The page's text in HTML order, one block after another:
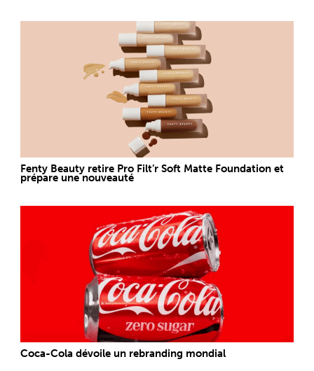
Fenty Beauty retire Pro Filt’r Soft Matte Foundation et
prépare une nouveauté
Coca-Cola dévoile un rebranding mondial